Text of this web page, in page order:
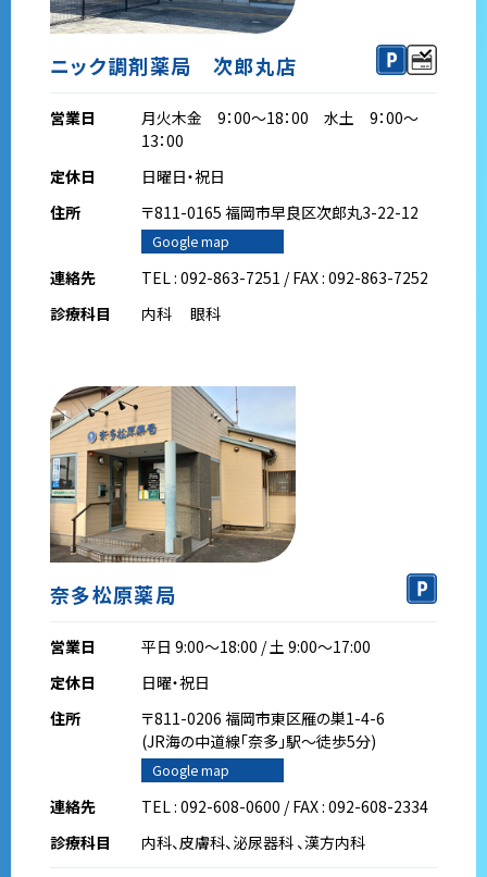
ニック調剤薬局 次郎丸店
営業日
月火木金 9：00～18：00 水土 9：00～
13：00
定休日
日曜日・祝日
住所
〒811-0165 福岡市早良区次郎丸3-22-12
Google map
連絡先
TEL : 092-863-7251 / FAX : 092-863-7252
診療科目
内科 眼科
奈多松原薬局
営業日
平日 9:00～18:00 / 土 9:00～17:00
定休日
日曜・祝日
住所
〒811-0206 福岡市東区雁の巣1-4-6
(JR海の中道線｢奈多｣駅～徒歩5分)
Google map
連絡先
TEL : 092-608-0600 / FAX : 092-608-2334
診療科目
内科、皮膚科、泌尿器科 、漢方内科